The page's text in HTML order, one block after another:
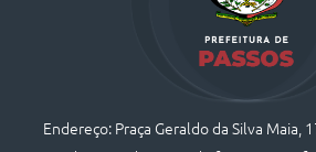
Endereço: Praça Geraldo da Silva Maia,